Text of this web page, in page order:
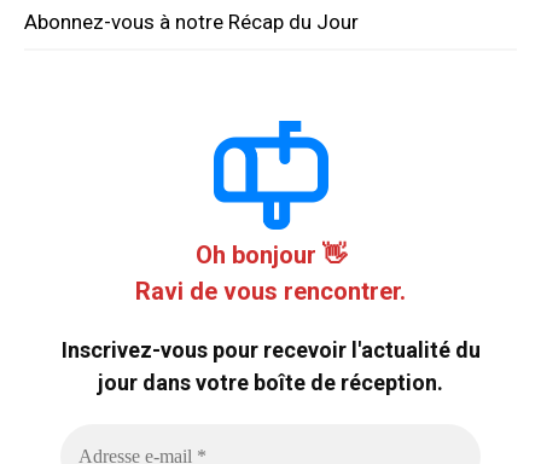
Abonnez-vous à notre Récap du Jour
Oh bonjour 👋
Ravi de vous rencontrer.
Inscrivez-vous pour recevoir l'actualité du
jour dans votre boîte de réception.